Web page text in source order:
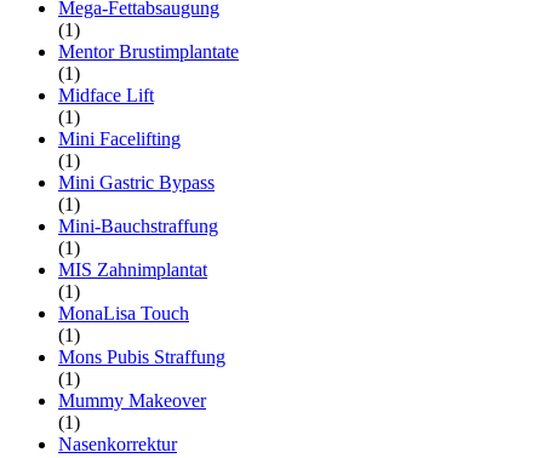
Mega-Fettabsaugung
(1)
Mentor Brustimplantate
(1)
Midface Lift
(1)
Mini Facelifting
(1)
Mini Gastric Bypass
(1)
Mini-Bauchstraffung
(1)
MIS Zahnimplantat
(1)
MonaLisa Touch
(1)
Mons Pubis Straffung
(1)
Mummy Makeover
(1)
Nasenkorrektur